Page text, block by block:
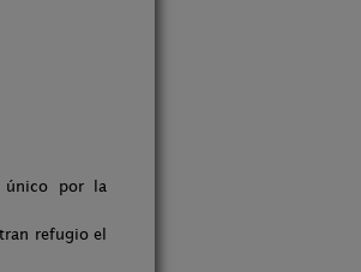
único por la
refugio el